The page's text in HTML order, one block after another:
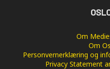
Om
Om
Personvernerklæring og
Privacy Statement